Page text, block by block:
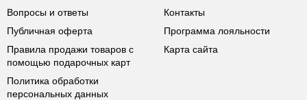
Вопросы и ответы
Публичная оферта
Правила продажи товаров с
помощью подарочных карт
Политика обработки
персональных данных
Контакты
Программа лояльности
Карта сайта